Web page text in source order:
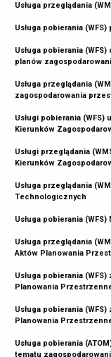
Usługa przeglądania
Usługa pobierania
Usługa pobierania
planów
Usługa przeglądania
zagospodarowania
Usługi pobierania (WFS)
Kierunków
Usługi przeglądania
Kierunków
Usługa przeglądania
Technologicznych
Usługa pobierania
Usługa przeglądania
Aktów Planowania
Usługa pobierania
Planowania
Usługa pobierania
Planowania
Usługa pobierania
tematu